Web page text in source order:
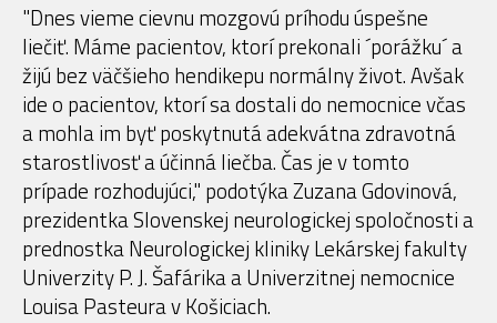
"Dnes vieme cievnu mozgovú príhodu úspešne
liečiť. Máme pacientov, ktorí prekonali ´porážku´ a
žijú bez väčšieho hendikepu normálny život. Avšak
ide o pacientov, ktorí sa dostali do nemocnice včas
a mohla im byť poskytnutá adekvátna zdravotná
starostlivosť a účinná liečba. Čas je v tomto
prípade rozhodujúci," podotýka Zuzana Gdovinová,
prezidentka Slovenskej neurologickej spoločnosti a
prednostka Neurologickej kliniky Lekárskej fakulty
Univerzity P. J. Šafárika a Univerzitnej nemocnice
Louisa Pasteura v Košiciach.